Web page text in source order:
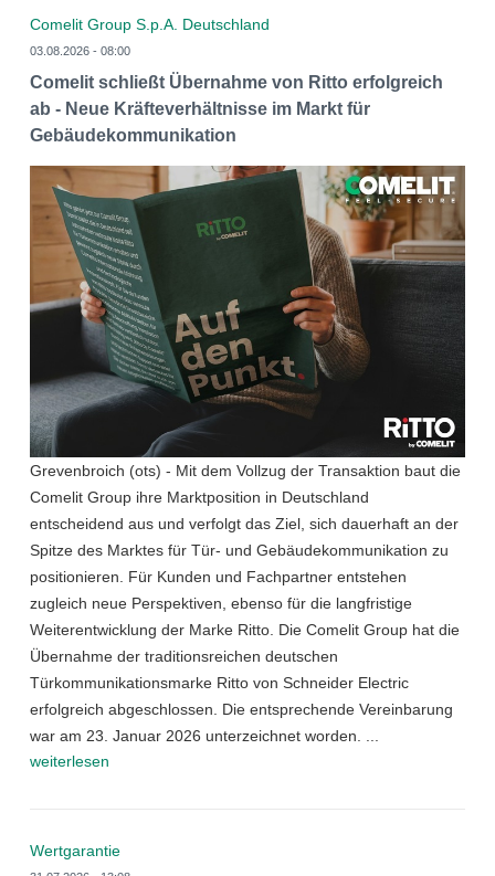
Comelit Group S.p.A. Deutschland
03.08.2026 - 08:00
Comelit schließt Übernahme von Ritto erfolgreich
ab - Neue Kräfteverhältnisse im Markt für
Gebäudekommunikation
Grevenbroich (ots) - Mit dem Vollzug der Transaktion baut die
Comelit Group ihre Marktposition in Deutschland
entscheidend aus und verfolgt das Ziel, sich dauerhaft an der
Spitze des Marktes für Tür- und Gebäudekommunikation zu
positionieren. Für Kunden und Fachpartner entstehen
zugleich neue Perspektiven, ebenso für die langfristige
Weiterentwicklung der Marke Ritto. Die Comelit Group hat die
Übernahme der traditionsreichen deutschen
Türkommunikationsmarke Ritto von Schneider Electric
erfolgreich abgeschlossen. Die entsprechende Vereinbarung
war am 23. Januar 2026 unterzeichnet worden. ...
weiterlesen
Wertgarantie